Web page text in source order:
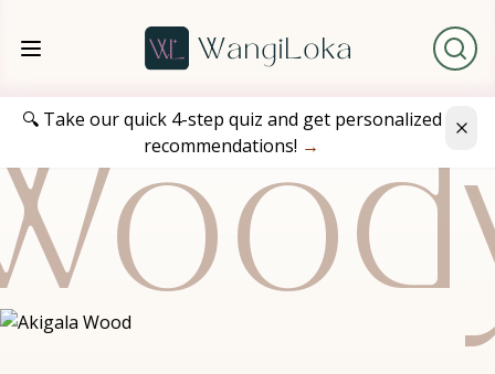
🔍 Take our quick 4-step quiz and get personalized
recommendations! →